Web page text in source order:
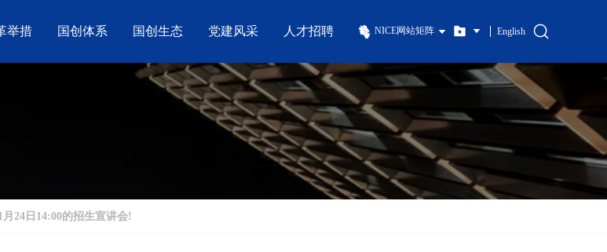
举措 国创体系 国创生态 党建风采 人才招聘 NICE网站矩阵 English
24日14:00的招生宣讲会!